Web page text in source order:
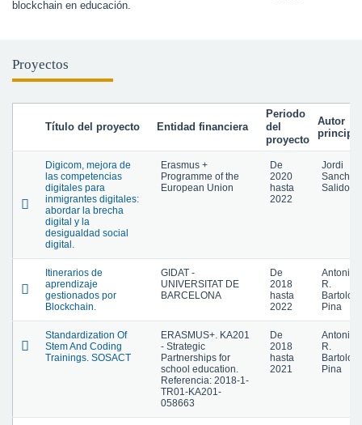
Proyectos
Título del proyecto Entidad financiera
Periodo
del
proyecto
Autor
principal
Digicom, mejora de
las competencias
digitales para
inmigrantes digitales:
abordar la brecha
digital y la
desigualdad social
digital.
Erasmus +
Programme of the
European Union
De
2020
hasta
2022
Jordi
Sancho
Salido
Itinerarios de
aprendizaje
gestionados por
Blockchain.
GIDAT -
UNIVERSITAT DE
BARCELONA
De
2018
hasta
2022
Antonio
R.
Pina
Standardization Of
Stem And Coding
Trainings. SOSACT
ERASMUS+. KA201
- Strategic
Partnerships for
school education.
Referencia: 2018-1-
TR01-KA201-
058663
De
2018
hasta
2021
Antonio
R.
Pina